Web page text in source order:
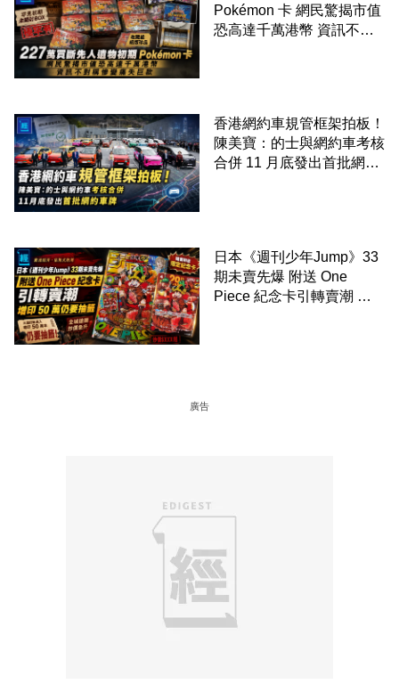
Pokémon 卡 網民驚揭市值
恐高達千萬港幣 資訊不對
香港網約車規管框架拍板！
陳美寶：的士與網約車考核
合併 11 月底發出首批網約
日本《週刊少年Jump》33
期未賣先爆 附送 One
Piece 紀念卡引轉賣潮 增
廣告